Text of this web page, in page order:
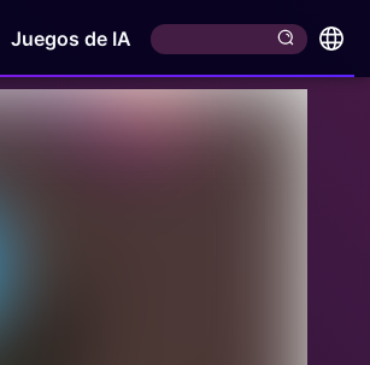
Juegos de IA